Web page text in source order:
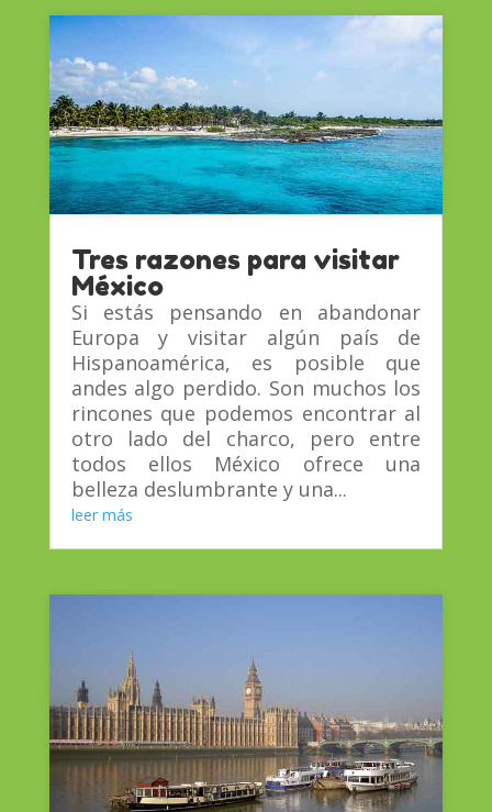
Tres razones para visitar
México
Si estás pensando en abandonar
Europa y visitar algún país de
Hispanoamérica, es posible que
andes algo perdido. Son muchos los
rincones que podemos encontrar al
otro lado del charco, pero entre
todos ellos México ofrece una
belleza deslumbrante y una...
leer más